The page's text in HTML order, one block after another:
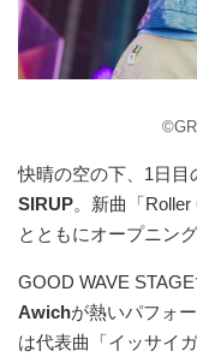
快晴の空の下、1⽇⽬
SIRUP。新曲「
とともにオープニン
GOOD WAVE
Awichが熱いパフォ
は代表曲「イッサイ